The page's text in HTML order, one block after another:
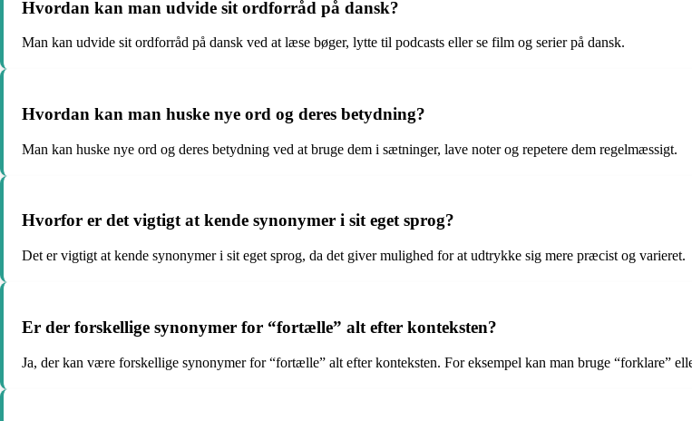
Hvordan kan man udvide sit ordforråd på dansk?
Man kan udvide sit ordforråd på dansk ved at læse bøger, lytte til podcasts eller se film og serier på dansk.
Hvordan kan man huske nye ord og deres betydning?
Man kan huske nye ord og deres betydning ved at bruge dem i sætninger, lave noter og repetere dem regelmæssigt.
Hvorfor er det vigtigt at kende synonymer i sit eget sprog?
Det er vigtigt at kende synonymer i sit eget sprog, da det giver mulighed for at udtrykke sig mere præcist og varieret.
Er der forskellige synonymer for “fortælle” alt efter konteksten?
Ja, der kan være forskellige synonymer for “fortælle” alt efter konteksten. For eksempel kan man bruge “forklare”